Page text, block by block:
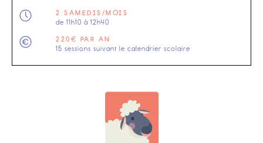
2 SAMEDIS/MOIS
de 11h10 à 12h40
220€ PAR AN
15 sessions suivant le calendrier scolaire